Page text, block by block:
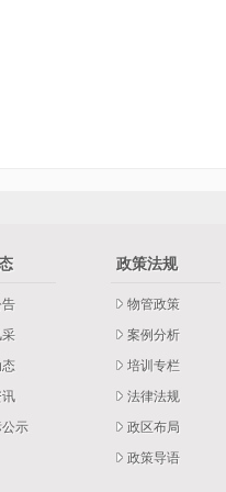
讯
示
政策法规
物管政策
案例分析
培训专栏
法律法规
政区布局
政策导语